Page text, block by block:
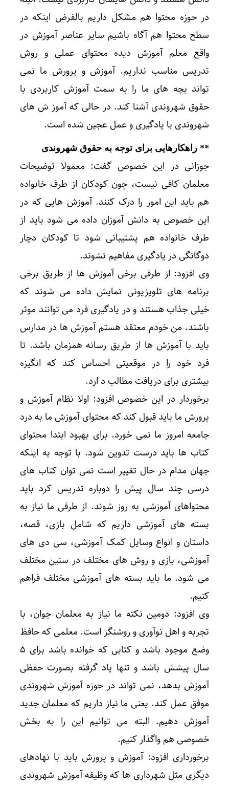
در حوزه محتوا هم مشکل داریم بالفرض اینکه در
سطح محتوا هم آگاه باشیم سایر عناصر آموزش در
واقع معلم آموزش دیده محتوای عملی و روش
تدریس مناسب نداریم. آموزش و پرورش ما نمی
تواند بچه های ما را به سمت آموزش کاربردی با
حقوق شهروندی آشنا کند. در حالی که آموز ش های
شهروندی با یادگیری و عمل عجین شده است.
** راهکارهایی برای توجه به حقوق شهروندی
جوزانی در این خصوص گفت: معمولا توضیحات
معلمان کافی نیست، چون کودکان از طرف خانواده
هم باید این امور را درک کنند. آموزش هایی که در
این خصوص به دانش آموزان داده می شود باید از
طرف خانواده هم پشتیبانی شود تا کودکان دچار
دوگانگی در یادگیری مفاهیم نشوند.
وی افزود: از طرفی برخی آموزش ها از طریق برخی
برنامه های تلویزیونی نمایش داده می شوند که
خیلی جذاب هستند و در یادگیری فرد می توانند موثر
باشند. من خودم معتقد هستم آموزش ها در مدارس
باید با آموزش ها از طریق رسانه همزمان باشد. تا
فرد خود را در موقعیتی احساس کند که انگیزه
بیشتری برای دریافت مطالب د ارد.
برخوردار در این خصوص افزود: اولا نظام آموزش و
پرورش ما باید قبول کند که محتوای آموزش ما به درد
جامعه امروز ما نمی خورد. برای بهبود ابتدا محتوای
کتاب ها باید درست تدوین شود. با توجه به اینکه
جهان مدام در حال تغییر است نمی توان کتاب های
درسی چند سال پیش را دوباره تدریس کرد باید
محتواهای آموزشی به روز شوند. از طرفی ما نیاز به
بسته های آموزشی داریم که شامل بازی، قصه،
داستان و انواع وسایل کمک آموزشی، سی دی های
آموزشی، بازی و روش های مختلف در سنین مختلف
می شود. ما باید بسته های آموزشی مختلف فراهم
کنیم.
وی افزود: دومین نکته ما نیاز به معلمان جوان، با
تجربه و اهل نوآوری و روشنگر است. معلمی که حافظ
وضع موجود باشد و کتابی که خوانده باشد برای ۵
سال پیشش باشد و تنها یاد گرفته بصورت حفظی
آموزش بدهد، نمی تواند در حوزه آموزش شهروندی
موفق عمل کند. یعنی ما نیاز داریم که معلمان جدید
آموزش دهیم. البته می توانیم این را به بخش
خصوصی هم واگذار کنیم.
برخورداری افزود: آموزش و پرورش باید با نهادهای
دیگری مثل شهرداری ها که وظیفه آموزش شهروندی